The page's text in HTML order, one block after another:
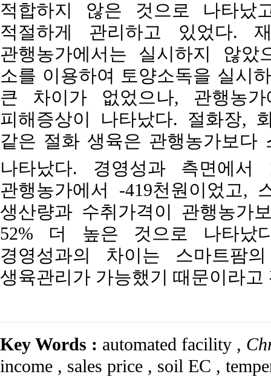
적합하지 않은 것으로 나타났
적절하게 관리하고 있었다.
관행농가에서는 실시하지 않았
소를 이용하여 토양소독을 실시
큰 차이가 없었으나, 관행농
피해증상이 나타났다. 절화장,
같은 절화 생육은 관행농가보다
나타났다. 경영성과 측면에서
관행농가에서 -419천원이었고,
생산량과 수취가격이 관행농가
52% 더 높은 것으로 나타났
경영성과의 차이는 스마트
생육관리가 가능했기 때문이라고
Key Words : automated facility ,
income , sales price , soil EC ,